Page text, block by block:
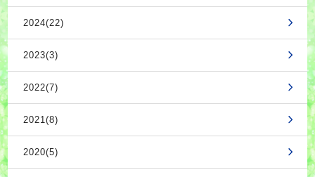
2024(22)
2023(3)
2022(7)
2021(8)
2020(5)